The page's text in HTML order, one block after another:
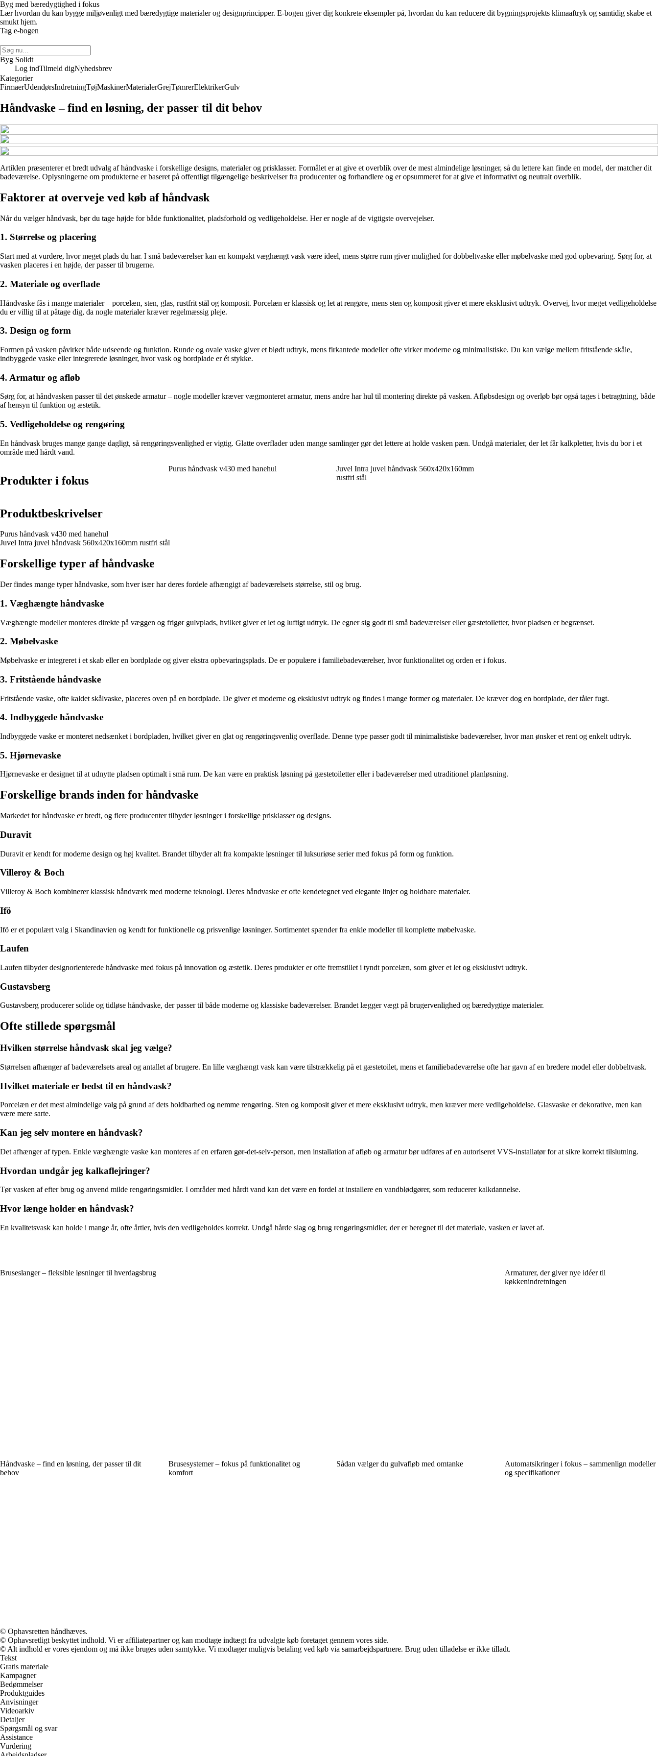
Byg med bæredygtighed i fokus
Lær hvordan du kan bygge miljøvenligt med bæredygtige materialer og designprincipper. E-bogen giver dig konkrete eksempler på, hvordan du kan reducere dit bygningsprojekts klimaaftryk og samtidig skabe et
smukt hjem.
Tag e-bogen
Byg Solidt
Log indTilmeld digNyhedsbrev
Kategorier
FirmaerUdendørsIndretningTøjMaskinerMaterialerGrejTømrerElektrikerGulv
Håndvaske – find en løsning, der passer til dit behov
Artiklen præsenterer et bredt udvalg af håndvaske i forskellige designs, materialer og prisklasser. Formålet er at give et overblik over de mest almindelige løsninger, så du lettere kan finde en model, der matcher dit
badeværelse. Oplysningerne om produkterne er baseret på offentligt tilgængelige beskrivelser fra producenter og forhandlere og er opsummeret for at give et informativt og neutralt overblik.
Faktorer at overveje ved køb af håndvask
Når du vælger håndvask, bør du tage højde for både funktionalitet, pladsforhold og vedligeholdelse. Her er nogle af de vigtigste overvejelser.
1. Størrelse og placering
Start med at vurdere, hvor meget plads du har. I små badeværelser kan en kompakt væghængt vask være ideel, mens større rum giver mulighed for dobbeltvaske eller møbelvaske med god opbevaring. Sørg for, at
vasken placeres i en højde, der passer til brugerne.
2. Materiale og overflade
Håndvaske fås i mange materialer – porcelæn, sten, glas, rustfrit stål og komposit. Porcelæn er klassisk og let at rengøre, mens sten og komposit giver et mere eksklusivt udtryk. Overvej, hvor meget vedligeholdelse
du er villig til at påtage dig, da nogle materialer kræver regelmæssig pleje.
3. Design og form
Formen på vasken påvirker både udseende og funktion. Runde og ovale vaske giver et blødt udtryk, mens firkantede modeller ofte virker moderne og minimalistiske. Du kan vælge mellem fritstående skåle,
indbyggede vaske eller integrerede løsninger, hvor vask og bordplade er ét stykke.
4. Armatur og afløb
Sørg for, at håndvasken passer til det ønskede armatur – nogle modeller kræver vægmonteret armatur, mens andre har hul til montering direkte på vasken. Afløbsdesign og overløb bør også tages i betragtning, både
af hensyn til funktion og æstetik.
5. Vedligeholdelse og rengøring
En håndvask bruges mange gange dagligt, så rengøringsvenlighed er vigtig. Glatte overflader uden mange samlinger gør det lettere at holde vasken pæn. Undgå materialer, der let får kalkpletter, hvis du bor i et
område med hårdt vand.
Produkter i fokus
Purus håndvask v430 med hanehul
Juvel Intra juvel håndvask 560x420x160mm
rustfri stål
Produktbeskrivelser
Purus håndvask v430 med hanehul
Juvel Intra juvel håndvask 560x420x160mm rustfri stål
Forskellige typer af håndvaske
Der findes mange typer håndvaske, som hver især har deres fordele afhængigt af badeværelsets størrelse, stil og brug.
1. Væghængte håndvaske
Væghængte modeller monteres direkte på væggen og frigør gulvplads, hvilket giver et let og luftigt udtryk. De egner sig godt til små badeværelser eller gæstetoiletter, hvor pladsen er begrænset.
2. Møbelvaske
Møbelvaske er integreret i et skab eller en bordplade og giver ekstra opbevaringsplads. De er populære i familiebadeværelser, hvor funktionalitet og orden er i fokus.
3. Fritstående håndvaske
Fritstående vaske, ofte kaldet skålvaske, placeres oven på en bordplade. De giver et moderne og eksklusivt udtryk og findes i mange former og materialer. De kræver dog en bordplade, der tåler fugt.
4. Indbyggede håndvaske
Indbyggede vaske er monteret nedsænket i bordpladen, hvilket giver en glat og rengøringsvenlig overflade. Denne type passer godt til minimalistiske badeværelser, hvor man ønsker et rent og enkelt udtryk.
5. Hjørnevaske
Hjørnevaske er designet til at udnytte pladsen optimalt i små rum. De kan være en praktisk løsning på gæstetoiletter eller i badeværelser med utraditionel planløsning.
Forskellige brands inden for håndvaske
Markedet for håndvaske er bredt, og flere producenter tilbyder løsninger i forskellige prisklasser og designs.
Duravit
Duravit er kendt for moderne design og høj kvalitet. Brandet tilbyder alt fra kompakte løsninger til luksuriøse serier med fokus på form og funktion.
Villeroy & Boch
Villeroy & Boch kombinerer klassisk håndværk med moderne teknologi. Deres håndvaske er ofte kendetegnet ved elegante linjer og holdbare materialer.
Ifö
Ifö er et populært valg i Skandinavien og kendt for funktionelle og prisvenlige løsninger. Sortimentet spænder fra enkle modeller til komplette møbelvaske.
Laufen
Laufen tilbyder designorienterede håndvaske med fokus på innovation og æstetik. Deres produkter er ofte fremstillet i tyndt porcelæn, som giver et let og eksklusivt udtryk.
Gustavsberg
Gustavsberg producerer solide og tidløse håndvaske, der passer til både moderne og klassiske badeværelser. Brandet lægger vægt på brugervenlighed og bæredygtige materialer.
Ofte stillede spørgsmål
Hvilken størrelse håndvask skal jeg vælge?
Størrelsen afhænger af badeværelsets areal og antallet af brugere. En lille væghængt vask kan være tilstrækkelig på et gæstetoilet, mens et familiebadeværelse ofte har gavn af en bredere model eller dobbeltvask.
Hvilket materiale er bedst til en håndvask?
Porcelæn er det mest almindelige valg på grund af dets holdbarhed og nemme rengøring. Sten og komposit giver et mere eksklusivt udtryk, men kræver mere vedligeholdelse. Glasvaske er dekorative, men kan
være mere sarte.
Kan jeg selv montere en håndvask?
Det afhænger af typen. Enkle væghængte vaske kan monteres af en erfaren gør-det-selv-person, men installation af afløb og armatur bør udføres af en autoriseret VVS-installatør for at sikre korrekt tilslutning.
Hvordan undgår jeg kalkaflejringer?
Tør vasken af efter brug og anvend milde rengøringsmidler. I områder med hårdt vand kan det være en fordel at installere en vandblødgører, som reducerer kalkdannelse.
Hvor længe holder en håndvask?
En kvalitetsvask kan holde i mange år, ofte årtier, hvis den vedligeholdes korrekt. Undgå hårde slag og brug rengøringsmidler, der er beregnet til det materiale, vasken er lavet af.
Bruseslanger – fleksible løsninger til hverdagsbrug
Armaturer, der giver nye idéer til
køkkenindretningen
Håndvaske – find en løsning, der passer til dit
behov
Brusesystemer – fokus på funktionalitet og
komfort
Sådan vælger du gulvafløb med omtanke
Automatsikringer i fokus – sammenlign modeller
og specifikationer
© Ophavsretten håndhæves.
© Ophavsretligt beskyttet indhold. Vi er affiliatepartner og kan modtage indtægt fra udvalgte køb foretaget gennem vores side.
© Alt indhold er vores ejendom og må ikke bruges uden samtykke. Vi modtager muligvis betaling ved køb via samarbejdspartnere. Brug uden tilladelse er ikke tilladt.
Tekst
Gratis materiale
Kampagner
Bedømmelser
Produktguides
Anvisninger
Videoarkiv
Detaljer
Spørgsmål og svar
Assistance
Vurdering